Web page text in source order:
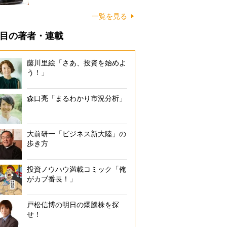
一覧を見る
の著者・連載
藤川里絵「さあ、投資を始めよ
う！」
森口亮「まるわかり市況分析」
大前研一「ビジネス新大陸」の
歩き方
投資ノウハウ満載コミック「俺
がカブ番長！」
戸松信博の明日の爆騰株を探
せ！